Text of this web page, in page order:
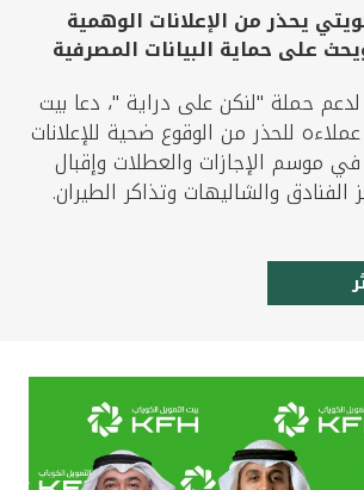
يحذر من الإعلانات الوهمية
على حماية البيانات المصرفية
حملة "لنكن على دراية "، دعا بيت
للحذر من الوقوع ضحية للإعلانات
موسم الإجازات والعطلات وإقبال
والشاليهات وتذاكر الطيران.